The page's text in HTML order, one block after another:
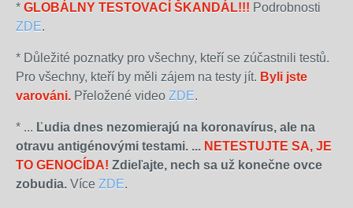
* GLOBÁLNY TESTOVACÍ ŠKANDÁL!!! Podrobnosti
ZDE.
* Důležité poznatky pro všechny, kteří se zúčastnili testů.
Pro všechny, kteří by měli zájem na testy jít. Byli jste
varováni. Přeložené video ZDE.
* ... Ľudia dnes nezomierajú na koronavírus, ale na
otravu antigénovými testami. ... NETESTUJTE SA, JE
TO GENOCÍDA! Zdieľajte, nech sa už konečne ovce
zobudia. Více ZDE.